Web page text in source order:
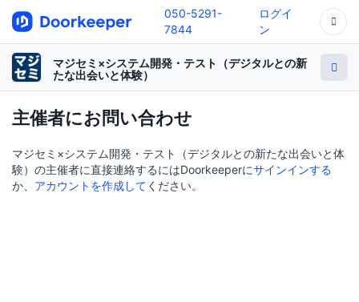
050-5291-
7844
ログイ
ン
マジセミ×システム開発・テスト（デジタルとの新
たな出会いと体験）
主催者にお問い合わせ
マジセミ×システム開発・テスト（デジタルとの新たな出会いと体
験）の主催者に直接連絡するにはDoorkeeperにサインインする
か、 アカウントを作成して ください。